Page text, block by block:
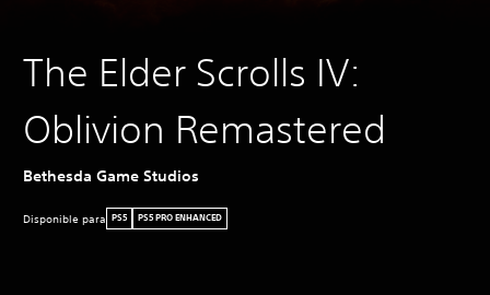
The Elder Scrolls IV:
Oblivion Remastered
Bethesda Game Studios
Disponible para PS5 PS5 PRO ENHANCED